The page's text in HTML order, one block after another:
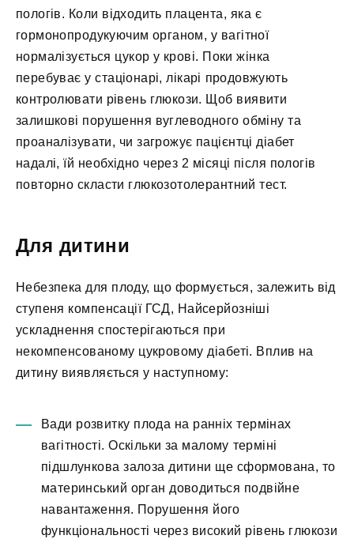
пологів. Коли відходить плацента, яка є
гормонопродукуючим органом, у вагітної
нормалізується цукор у крові. Поки жінка
перебуває у стаціонарі, лікарі продовжують
контролювати рівень глюкози. Щоб виявити
залишкові порушення вуглеводного обміну та
проаналізувати, чи загрожує пацієнтці діабет
надалі, їй необхідно через 2 місяці після пологів
повторно скласти глюкозотолерантний тест.
Для дитини
Небезпека для плоду, що формується, залежить від
ступеня компенсації ГСД, Найсерйозніші
ускладнення спостерігаються при
некомпенсованому цукровому діабеті. Вплив на
дитину виявляється у наступному:
Вади розвитку плода на ранніх термінах
вагітності. Оскільки за малому терміні
підшлункова залоза дитини ще сформована, то
материнський орган доводиться подвійне
навантаження. Порушення його
функціональності через високий рівень глюкози